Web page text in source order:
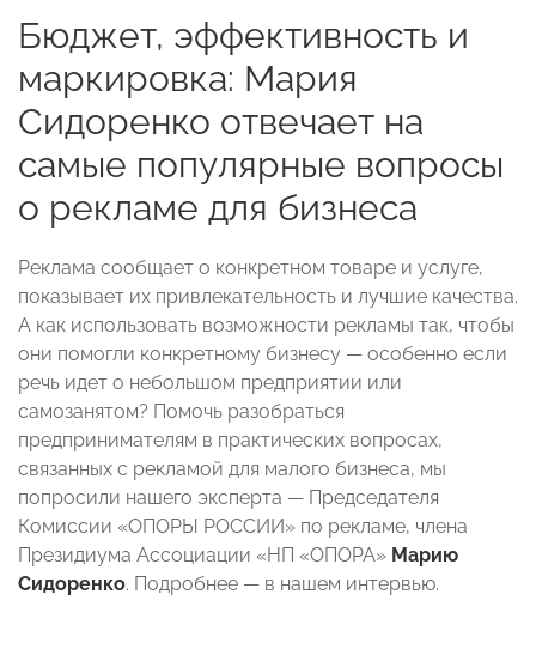
Бюджет, эффективность и
маркировка: Мария
Сидоренко отвечает на
самые популярные вопросы
о рекламе для бизнеса
Реклама сообщает о конкретном товаре и услуге,
показывает их привлекательность и лучшие качества.
А как использовать возможности рекламы так, чтобы
они помогли конкретному бизнесу — особенно если
речь идет о небольшом предприятии или
самозанятом? Помочь разобраться
предпринимателям в практических вопросах,
связанных с рекламой для малого бизнеса, мы
попросили нашего эксперта — Председателя
Комиссии «ОПОРЫ РОССИИ» по рекламе, члена
Президиума Ассоциации «НП «ОПОРА» Марию
Сидоренко. Подробнее — в нашем интервью.